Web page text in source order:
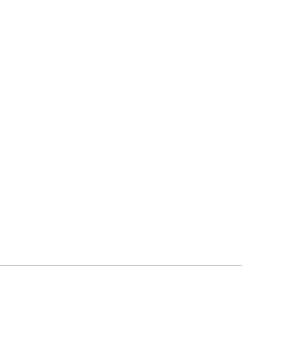
das Verbundmaterial
garantiert somit eine
kommen sollte und das
gebrochen ist, dann kann
Silikon für optimale
trotz